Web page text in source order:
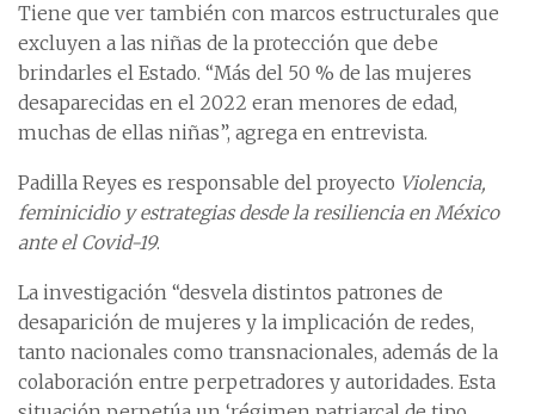
Tiene que ver también con marcos estructurales que
excluyen a las niñas de la protección que debe
brindarles el Estado. “Más del 50 % de las mujeres
desaparecidas en el 2022 eran menores de edad,
muchas de ellas niñas”, agrega en entrevista.
Padilla Reyes es responsable del proyecto Violencia,
feminicidio y estrategias desde la resiliencia en México
ante el Covid-19.
La investigación “desvela distintos patrones de
desaparición de mujeres y la implicación de redes,
tanto nacionales como transnacionales, además de la
colaboración entre perpetradores y autoridades. Esta